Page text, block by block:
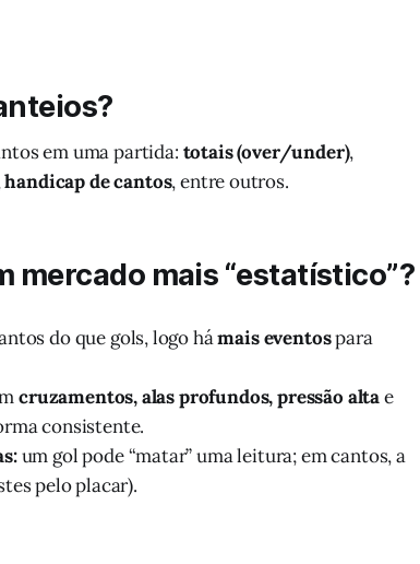
em uma partida: totais (over/under),
handicap de cantos, entre outros.
mercado mais “estatístico”?
do que gols, logo hámais eventospara
cruzamentos, alas profundos, pressão altae
consistente.
um gol pode “matar” uma leitura; em cantos, a
pelo placar).